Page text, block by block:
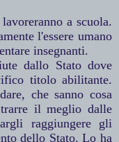
a scuola.
l'essere umano
insegnanti.
dallo Stato dove
titolo abilitante.
che sanno cosa
il meglio dalle
raggiungere gli
dello Stato. Lo ha